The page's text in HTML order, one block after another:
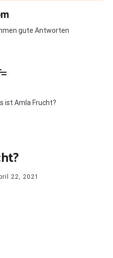
gute Antworten
ist Amla Frucht?
22, 2021